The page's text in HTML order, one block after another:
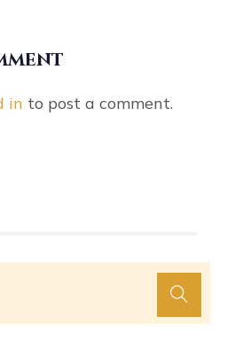
in to post a comment.